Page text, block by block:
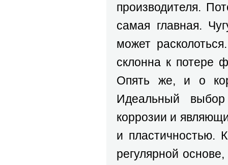
производителя.
самая главная.
может
склонна к потере
Опять же, и о
Идеальный
коррозии и
и пластичностью.
регулярной